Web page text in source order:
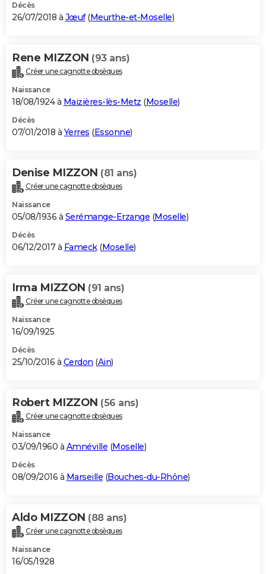
Décès
26/07/2018 à Jœuf(Meurthe-et-Moselle)
Rene MIZZON (93 ans)
Créer une cagnotte obsèques
Naissance
18/08/1924 à Maizières-lès-Metz (Moselle)
Décès
07/01/2018 à Yerres (Essonne)
Denise MIZZON (81 ans)
Créer une cagnotte obsèques
Naissance
05/08/1936 à Serémange-Erzange (Moselle)
Décès
06/12/2017 à Fameck(Moselle)
Irma MIZZON (91 ans)
Créer une cagnotte obsèques
Naissance
16/09/1925
Décès
25/10/2016 à Cerdon (Ain)
Robert MIZZON (56 ans)
Créer une cagnotte obsèques
Naissance
03/09/1960 à Amnéville (Moselle)
Décès
08/09/2016 à Marseille (Bouches-du-Rhône)
Aldo MIZZON (88 ans)
Créer une cagnotte obsèques
Naissance
16/05/1928